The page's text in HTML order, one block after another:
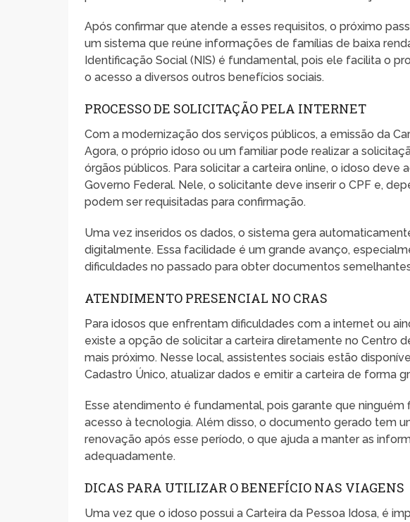
Após confirmar que atende a esses requisitos, o próximo
um sistema que reúne informações de famílias de baixa
Identificação Social (NIS) é fundamental, pois ele facilita o
o acesso a diversos outros benefícios sociais.
PROCESSO DE SOLICITAÇÃO PELA INTERNET
Com a modernização dos serviços públicos, a emissão da
Agora, o próprio idoso ou um familiar pode realizar a
órgãos públicos. Para solicitar a carteira online, o idoso deve
Governo Federal. Nele, o solicitante deve inserir o CPF e,
podem ser requisitadas para confirmação.
Uma vez inseridos os dados, o sistema gera
digitalmente. Essa facilidade é um grande avanço,
dificuldades no passado para obter documentos
ATENDIMENTO PRESENCIAL NO CRAS
Para idosos que enfrentam dificuldades com a internet ou
existe a opção de solicitar a carteira diretamente no Centro
mais próximo. Nesse local, assistentes sociais estão
Cadastro Único, atualizar dados e emitir a carteira de forma
Esse atendimento é fundamental, pois garante que
acesso à tecnologia. Além disso, o documento gerado tem
renovação após esse período, o que ajuda a manter as
adequadamente.
DICAS PARA UTILIZAR O BENEFÍCIO NAS VIAGENS
Uma vez que o idoso possui a Carteira da Pessoa Idosa, é